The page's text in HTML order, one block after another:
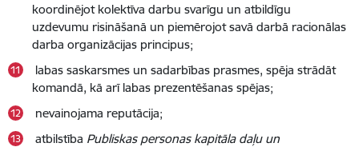
koordinējot kolektīva darbu svarīgu un atbildīgu
uzdevumu risināšanā un piemērojot savā darbā racionālas
darba organizācijas principus;
labas saskarsmes un sadarbības prasmes, spēja strādāt
komandā, kā arī labas prezentēšanas spējas;
nevainojama reputācija;
atbilstība Publiskas personas kapitāla daļu un